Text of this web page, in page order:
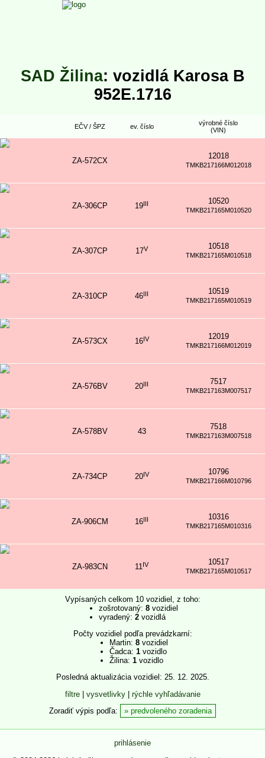
SAD Žilina: vozidlá Karosa B
952E.1716
EČV / ŠPZ ev. číslo
výrobné číslo
(VIN)
ZA-572CX
12018
TMKB217166M012018
ZA-306CP 19III 10520
TMKB217165M010520
ZA-307CP 17V 10518
TMKB217165M010518
ZA-310CP 46III 10519
TMKB217165M010519
ZA-573CX 16IV 12019
TMKB217166M012019
ZA-576BV 20III 7517
TMKB217163M007517
ZA-578BV 43
7518
TMKB217163M007518
ZA-734CP 20IV 10796
TMKB217166M010796
ZA-906CM 16III 10316
TMKB217165M010316
ZA-983CN 11 IV 10517
TMKB217165M010517
Vypísaných celkom 10 vozidiel, z toho:
zošrotovaný: 8 vozidiel
vyradený: 2 vozidlá
Počty vozidiel podľa prevádzkarní:
Martin: 8vozidiel
Čadca: 1vozidlo
Žilina: 1vozidlo
Posledná aktualizácia vozidiel: 25. 12. 2025.
filtre| vysvetlivky| rýchle vyhľadávanie
Zoradiť výpis podľa:
predvoleného zoradenia
prihlásenie